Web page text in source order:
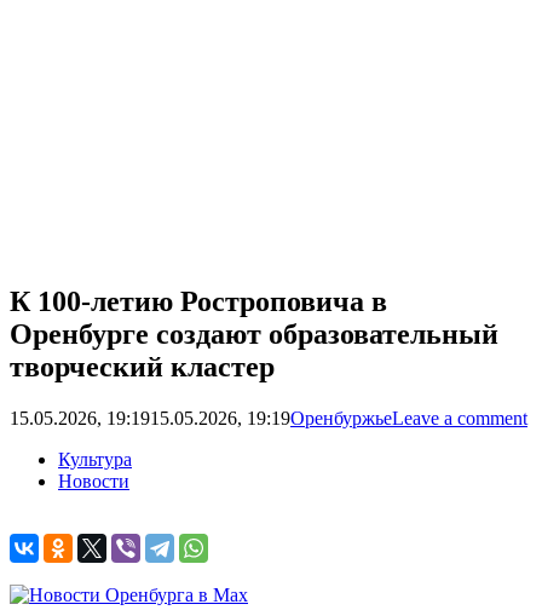
К 100-летию Ростроповича в
Оренбурге создают образовательный
творческий кластер
15.05.2026, 19:1915.05.2026, 19:19ОренбуржьеLeave a comment
Культура
Новости